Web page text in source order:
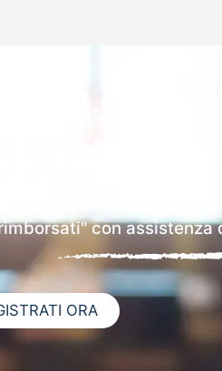
sulla tua
via email i dettagli
con
ORA